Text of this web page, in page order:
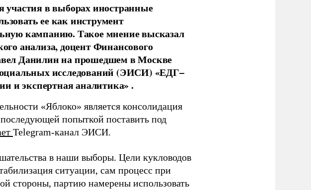
участия в выборах иностранные
ее как инструмент
кампанию. Такое мнение высказал
анализа, доцент Финансового
Данилин на прошедшем в Москве
исследований (ЭИСИ) «ЕДГ–
и экспертная аналитика» .
«Яблоко» является консолидация
попыткой поставить под
Telegram-канал ЭИСИ.
в наши выборы. Цели кукловодов
ситуации, сам процесс при
стороны, партию намерены использовать